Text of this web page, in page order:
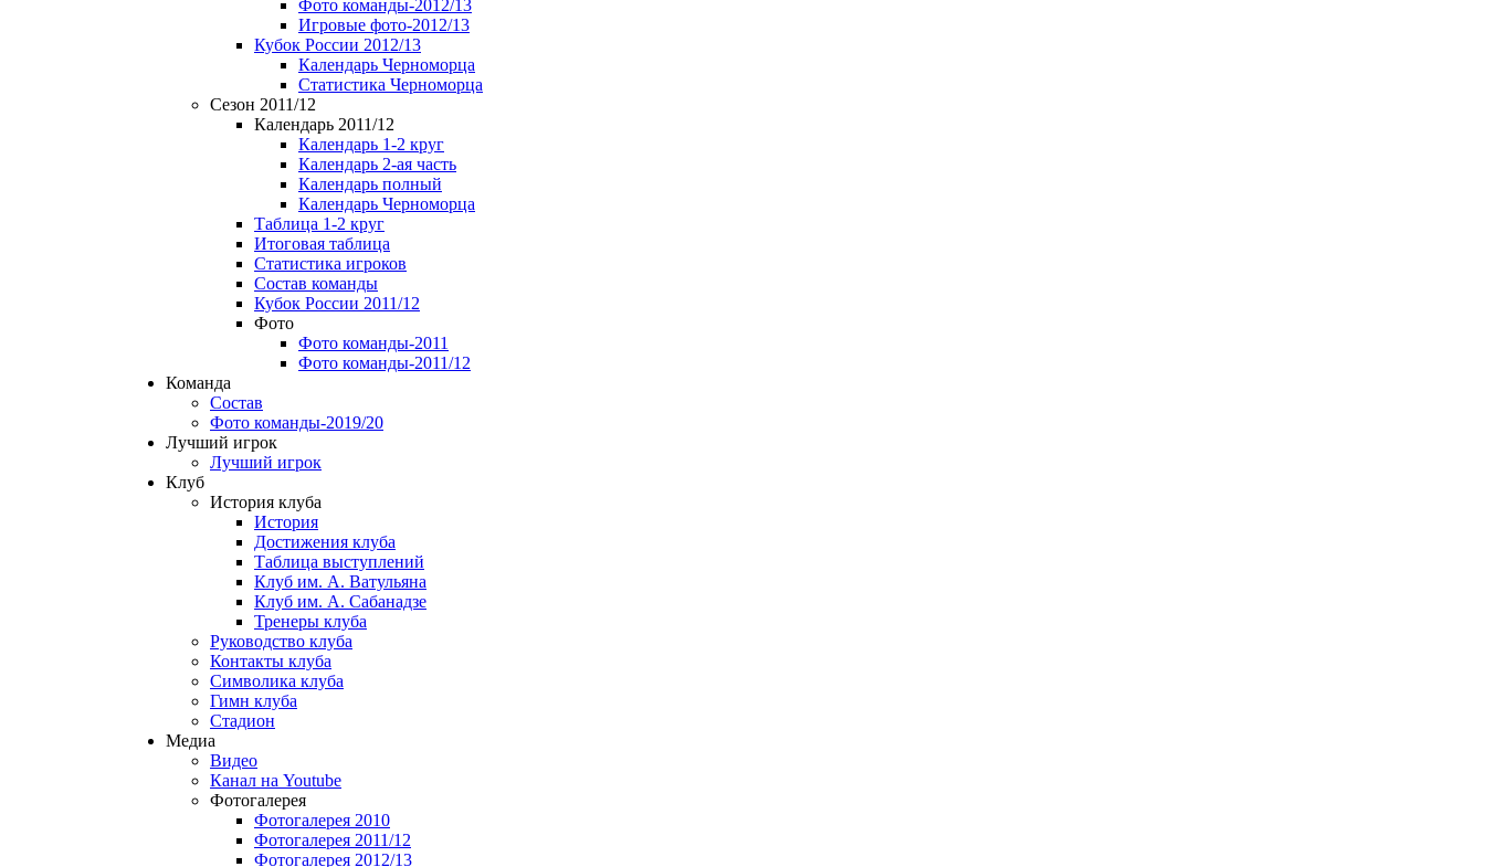
Фото команды-2012/13
Игровые фото-2012/13
Кубок России 2012/13
Календарь Черноморца
Статистика Черноморца
Сезон 2011/12
Календарь 2011/12
Календарь 1-2 круг
Календарь 2-ая часть
Календарь полный
Календарь Черноморца
Таблица 1-2 круг
Итоговая таблица
Статистика игроков
Состав команды
Кубок России 2011/12
Фото
Фото команды-2011
Фото команды-2011/12
Команда
Состав
Фото команды-2019/20
Лучший игрок
Лучший игрок
Клуб
История клуба
История
Достижения клуба
Таблица выступлений
Клуб им. А. Ватульяна
Клуб им. А. Сабанадзе
Тренеры клуба
Руководство клуба
Контакты клуба
Символика клуба
Гимн клуба
Стадион
Медиа
Видео
Канал на Youtube
Фотогалерея
Фотогалерея 2010
Фотогалерея 2011/12
Фотогалерея 2012/13